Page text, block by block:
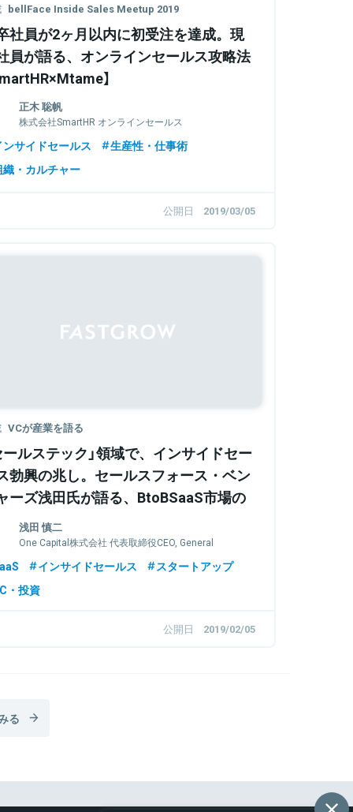
bellFace Inside Sales Meetup 2019
社員が2ヶ月以内に初受注を達成。現
員が語る、オンラインセールス攻略法
】
正木 聡帆
株式会社SmartHR オンラインセールス
ンサイドセールス
生産性・仕事術
織・カルチャー
公開日 2019/03/05
VCが産業を語る
ールステック」領域で、インサイドセー
勃興の兆し。セールスフォース・ベン
ーズ浅田氏が語る、BtoBSaaS市場の
浅田 慎二
One Capital株式会社 代表取締役CEO, General
インサイドセールス
スタートアップ
・投資
公開日 2019/02/05
る